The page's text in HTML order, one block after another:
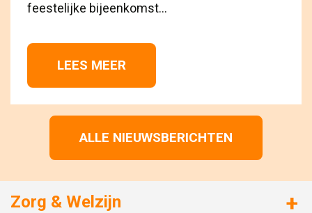
feestelijke bijeenkomst...
LEES MEER
ALLE NIEUWSBERICHTEN
Zorg & Welzijn